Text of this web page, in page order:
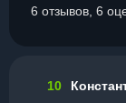
6 отзывов, 6
10